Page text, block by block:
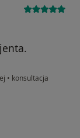
• konsultacja